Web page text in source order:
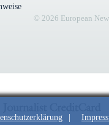
© 2026 European